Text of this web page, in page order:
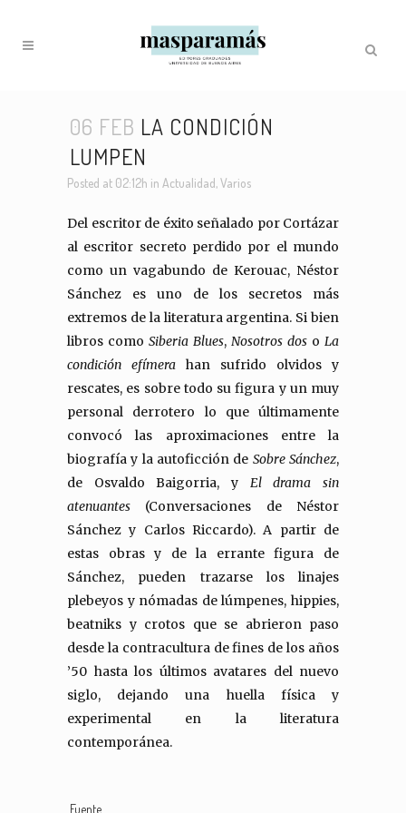
06 FEB LA CONDICIÓN
LUMPEN
Posted at 02:12h in Actualidad,Varios
Del escritor de éxito señalado por Cortázar
al escritor secreto perdido por el mundo
como un vagabundo de Kerouac, Néstor
Sánchez es uno de los secretos más
extremos de la literatura argentina. Si bien
libros como Siberia Blues, Nosotros dos o La
condición efímera han sufrido olvidos y
rescates, es sobre todo su figura y un muy
personal derrotero lo que últimamente
convocó las aproximaciones entre la
biografía y la autoficción de Sobre Sánchez,
de Osvaldo Baigorria, y El drama sin
atenuantes (Conversaciones de Néstor
Sánchez y Carlos Riccardo). A partir de
estas obras y de la errante figura de
Sánchez, pueden trazarse los linajes
plebeyos y nómadas de lúmpenes, hippies,
beatniks y crotos que se abrieron paso
desde la contracultura de fines de los años
’50 hasta los últimos avatares del nuevo
siglo, dejando una huella física y
experimental en la literatura
contemporánea.
Fuente